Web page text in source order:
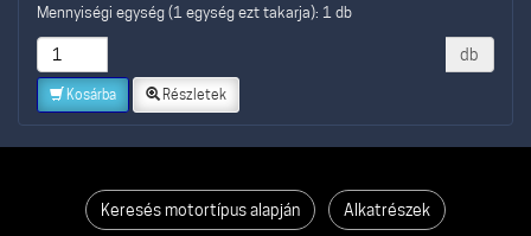
Mennyiségi egység (1 egység ezt takarja): 1 db
db
Kosárba Részletek
Keresés motortípus alapján Alkatrészek